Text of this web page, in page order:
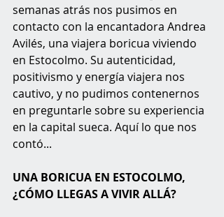
semanas atrás nos pusimos en
contacto con la encantadora Andrea
Avilés, una viajera boricua viviendo
en Estocolmo. Su autenticidad,
positivismo y energía viajera nos
cautivo, y no pudimos contenernos
en preguntarle sobre su experiencia
en la capital sueca. Aquí lo que nos
contó...
UNA BORICUA EN ESTOCOLMO,
¿CÓMO LLEGAS A VIVIR ALLÁ?